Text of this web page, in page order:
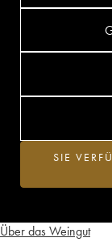
Über das Weingut
SIE